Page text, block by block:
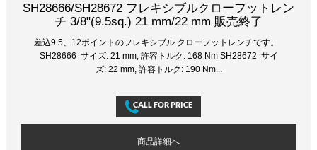
SH28666/SH28672 フレキシブルクローフットレン
チ 3/8"(9.5sq.) 21 mm/22 mm 販売終了
差込9.5、12ポイントのフレキシブル クローフットレンチです。
SH28666 サイズ: 21 mm, 許容トルク: 168 Nm SH28672 サイ
ズ: 22 mm, 許容トルク: 190 Nm...
商品詳細へ